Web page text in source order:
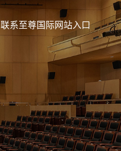
联系至尊国际网站入口